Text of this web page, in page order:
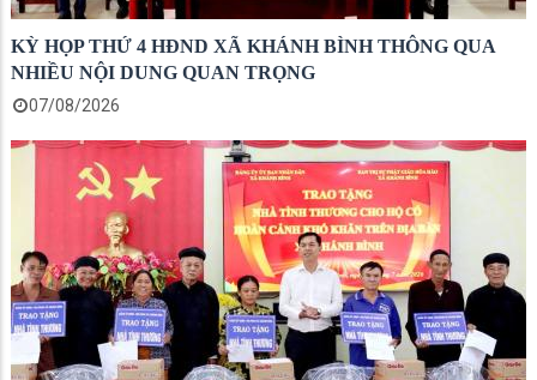
KỲ HỌP THỨ 4 HĐND XÃ KHÁNH BÌNH THÔNG QUA
NHIỀU NỘI DUNG QUAN TRỌNG
07/08/2026